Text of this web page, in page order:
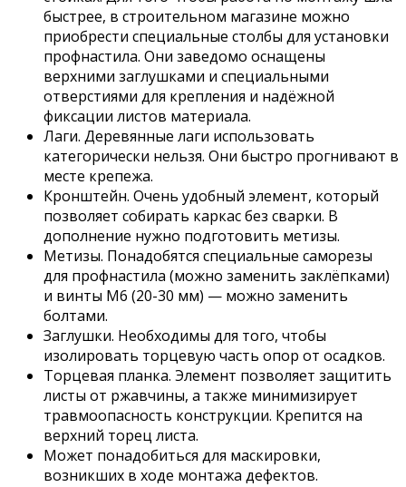
быстрее, в строительном магазине можно
приобрести специальные столбы для установки
профнастила. Они заведомо оснащены
верхними заглушками и специальными
отверстиями для крепления и надёжной
фиксации листов материала.
Лаги. Деревянные лаги использовать
категорически нельзя. Они быстро прогнивают в
месте крепежа.
Кронштейн. Очень удобный элемент, который
позволяет собирать каркас без сварки. В
дополнение нужно подготовить метизы.
Метизы. Понадобятся специальные саморезы
для профнастила (можно заменить заклёпками)
и винты M6 (20-30 мм) — можно заменить
болтами.
Заглушки. Необходимы для того, чтобы
изолировать торцевую часть опор от осадков.
Торцевая планка. Элемент позволяет защитить
листы от ржавчины, а также минимизирует
травмоопасность конструкции. Крепится на
верхний торец листа.
Может понадобиться для маскировки,
возникших в ходе монтажа дефектов.